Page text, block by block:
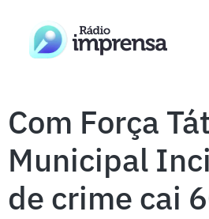
Com Força
Municipal
de crime cai